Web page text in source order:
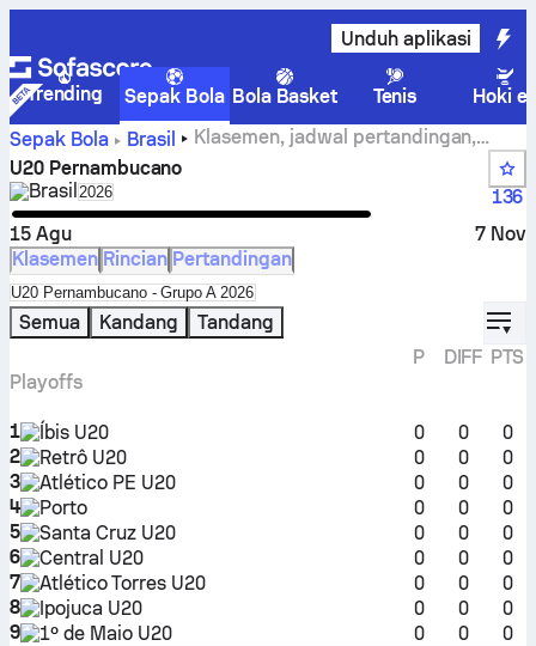
Unduh aplikasi
Trending Sepak Bola Bola Basket Tenis
Hoki es
Sepak Bola
Brasil
Klasemen, jadwal pertandingan,
hasil, dan statistik U20 Pernambucano
U20 Pernambucano
Brasil Select season in unique tournament header
2026
136
15 Agu
7 Nov
Klasemen Rincian Pertandingan
Select standings table in tournament standings
U20 Pernambucano - Grupo A 2026
Semua Kandang Tandang
P
DIFF PTS
Playoffs
1 Íbis U20 0 0
0
2
Retrô U20 0 0
0
3
Atlético PE U20 0 0
0
4
Porto 0 0
0
5
Santa Cruz U20 0 0
0
6
Central U20 0 0
0
7
Atlético Torres U20 0 0
0
8
Ipojuca U20 0 0
0
9
1º de Maio U20 0 0 0